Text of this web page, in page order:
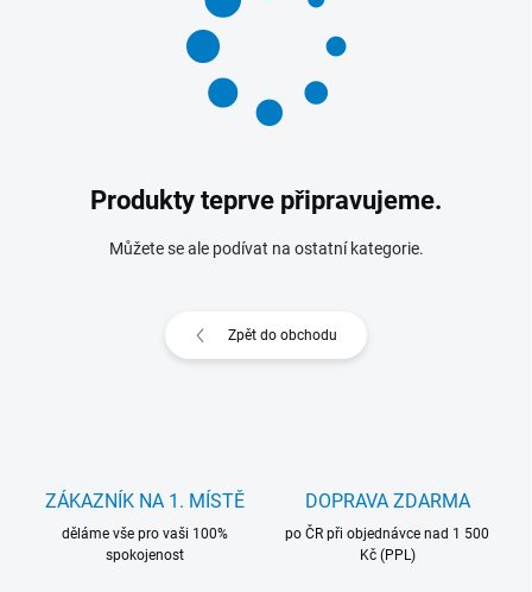
Produkty teprve připravujeme.
Můžete se ale podívat na ostatní kategorie.
Zpět do obchodu
ZÁKAZNÍK NA 1. MÍSTĚ
děláme vše pro vaši 100%
spokojenost
DOPRAVA ZDARMA
po ČR při objednávce nad 1 500
Kč (PPL)